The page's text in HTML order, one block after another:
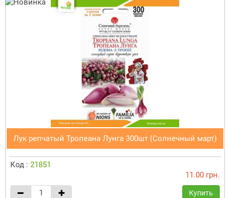
Лук репчатый Тропеана Лунга 300шт (Солнечный март)
Код : 21851
11.00 грн.
Купить